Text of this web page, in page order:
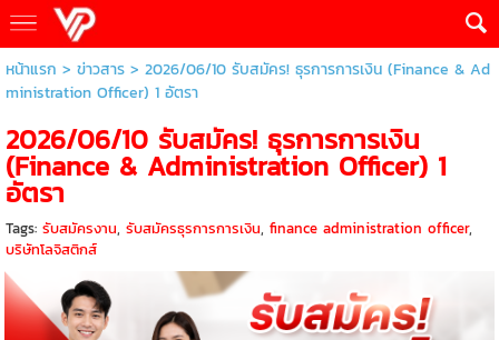
หน้าแรก > ข่าวสาร> 2026/06/10 รับสมัคร! ธุรการการเงิน (Finance & Ad
ministration Officer) 1 อัตรา
2026/06/10 รับสมัคร! ธุรการการเงิน
(Finance & Administration Officer) 1
อัตรา
Tags: รับสมัครงาน, รับสมัครธุรการการเงิน, finance administration officer,
บริษัทโลจิสติกส์